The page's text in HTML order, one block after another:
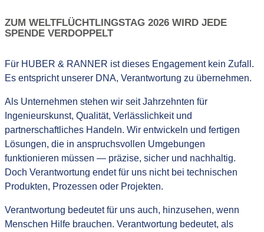
ZUM WELTFLÜCHTLINGSTAG 2026 WIRD JEDE
SPENDE VERDOPPELT
Für HUBER & RANNER ist dieses Engagement kein Zufall.
Es entspricht unserer DNA, Verantwortung zu übernehmen.
Als Unternehmen stehen wir seit Jahrzehnten für
Ingenieurskunst, Qualität, Verlässlichkeit und
partnerschaftliches Handeln. Wir entwickeln und fertigen
Lösungen, die in anspruchsvollen Umgebungen
funktionieren müssen — präzise, sicher und nachhaltig.
Doch Verantwortung endet für uns nicht bei technischen
Produkten, Prozessen oder Projekten.
Verantwortung bedeutet für uns auch, hinzusehen, wenn
Menschen Hilfe brauchen. Verantwortung bedeutet, als